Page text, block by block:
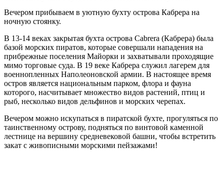
Вечером прибываем в уютную бухту острова Кабрера на
ночную стоянку.
В 13-14 веках закрытая бухта острова Cabrera (Кабрера) была
базой морских пиратов, которые совершали нападения на
прибрежные поселения Майорки и захватывали проходящие
мимо торговые суда. В 19 веке Кабрера служил лагерем для
военнопленных Наполеоновской армии. В настоящее время
остров является национальным парком, флора и фауна
которого, насчитывает множество видов растений, птиц и
рыб, несколько видов дельфинов и морских черепах.
Вечером можно искупаться в пиратской бухте, прогуляться по
таинственному острову, подняться по винтовой каменной
лестнице на вершину средневековой башни, чтобы встретить
закат с живописными морскими пейзажами!